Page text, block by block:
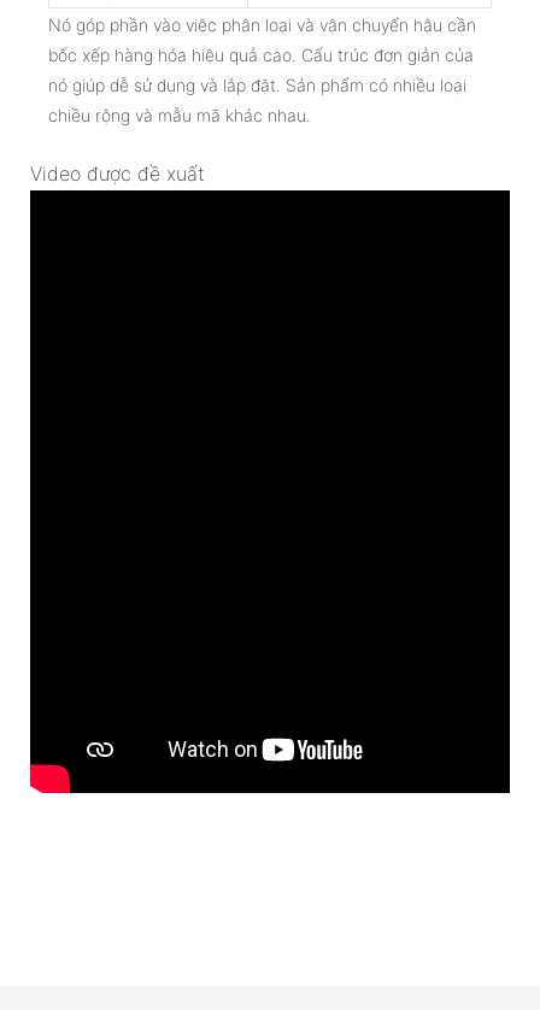
Nó góp phần vào việc phân loại và vận chuyển hậu cần
bốc xếp hàng hóa hiệu quả cao. Cấu trúc đơn giản của
nó giúp dễ sử dụng và lắp đặt. Sản phẩm có nhiều loại
chiều rộng và mẫu mã khác nhau.
Video được đề xuất